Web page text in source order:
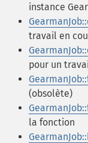
instance
travail en
pour un
(obsolète)
la fonction